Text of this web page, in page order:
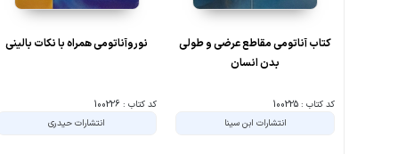
کتاب آناتومی مقاطع عرضی و طولی
بدن انسان
کد کتاب : 100225
انتشارات ابن سینا
نوروآناتومی همراه با نکات بالینی
کد کتاب : 100226
انتشارات حیدری